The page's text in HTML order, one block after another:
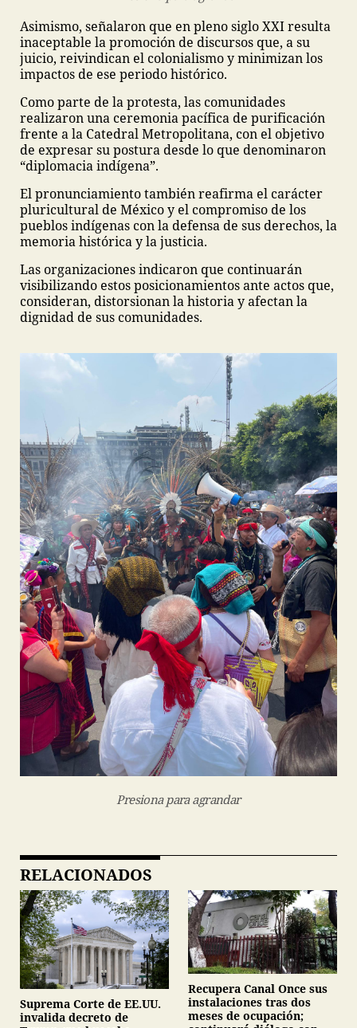
Asimismo, señalaron que en pleno siglo XXI resulta
inaceptable la promoción de discursos que, a su
juicio, reivindican el colonialismo y minimizan los
impactos de ese periodo histórico.
Como parte de la protesta, las comunidades
realizaron una ceremonia pacífica de purificación
frente a la Catedral Metropolitana, con el objetivo
de expresar su postura desde lo que denominaron
“diplomacia indígena”.
El pronunciamiento también reafirma el carácter
pluricultural de México y el compromiso de los
pueblos indígenas con la defensa de sus derechos, la
memoria histórica y la justicia.
Las organizaciones indicaron que continuarán
visibilizando estos posicionamientos ante actos que,
consideran, distorsionan la historia y afectan la
dignidad de sus comunidades.
Presiona para agrandar
RELACIONADOS
Suprema Corte de EE.UU.
invalida decreto de
Recupera Canal Once sus
instalaciones tras dos
meses de ocupación;